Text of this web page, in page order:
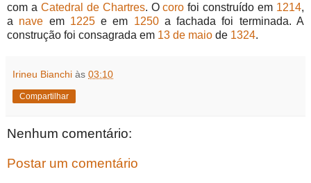
com a Catedral de Chartres. Ocoro foi construído em 1214,
a nave em 1225e em 1250a fachada foi terminada. A
construção foi consagrada em 13 de maio de 1324.
Irineu Bianchi às 03:10
Compartilhar
Nenhum comentário:
Postar um comentário